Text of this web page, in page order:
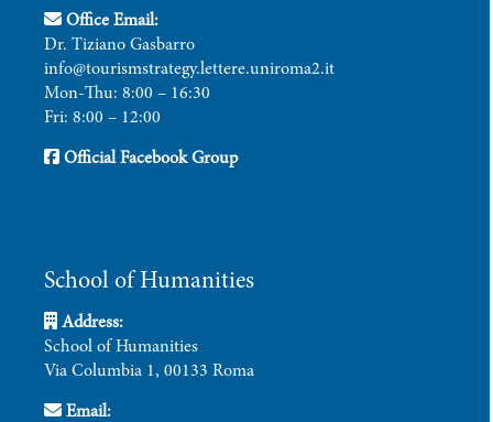
Office Email:
Dr. Tiziano Gasbarro
info@tourismstrategy.lettere.uniroma2.it
Mon-Thu: 8:00 – 16:30
Fri: 8:00 – 12:00
Official Facebook Group
School of Humanities
Address:
School of Humanities
Via Columbia 1, 00133 Roma
Email: